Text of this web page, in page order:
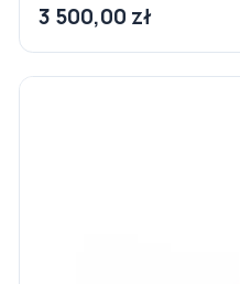
3 500,00 zł